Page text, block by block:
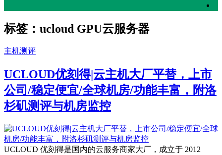
标签：ucloud GPU云服务器
主机测评
UCLOUD优刻得|云主机大厂平替，上市
公司/稳定便宜/全球机房/功能丰富，附洛
杉矶测评与机房监控
UCLOUD 优刻得是国内的云服务商家大厂，成立于 2012